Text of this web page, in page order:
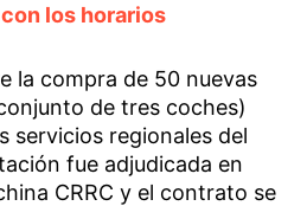
los horarios
la compra de 50 nuevas
de tres coches)
servicios regionales del
fue adjudicada en
CRRC y el contrato se